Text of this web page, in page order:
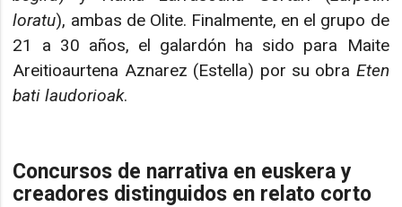
loratu), ambas de Olite. Finalmente, en el grupo de
21 a 30 años, el galardón ha sido para Maite
Areitioaurtena Aznarez (Estella) por su obra Eten
bati laudorioak.
Concursos de narrativa en euskera y
creadores distinguidos en relato corto